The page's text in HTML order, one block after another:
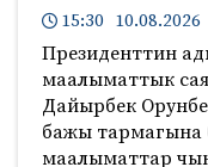
15:30 10.08.2026
Президенттин
маалыматтык
Дайырбек
бажы тармагына
маалыматтар